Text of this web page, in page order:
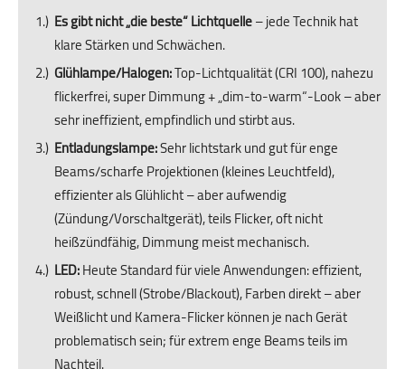
Es gibt nicht „die beste“ Lichtquelle– jede Technik hat
klare Stärken und Schwächen.
Glühlampe/Halogen:Top-Lichtqualität (CRI 100), nahezu
flickerfrei, super Dimmung + „dim-to-warm“-Look – aber
sehr ineffizient, empfindlich und stirbt aus.
Entladungslampe:Sehr lichtstark und gut für enge
Beams/scharfe Projektionen (kleines Leuchtfeld),
effizienter als Glühlicht – aber aufwendig
(Zündung/Vorschaltgerät), teils Flicker, oft nicht
heißzündfähig, Dimmung meist mechanisch.
LED:Heute Standard für viele Anwendungen: effizient,
robust, schnell (Strobe/Blackout), Farben direkt – aber
Weißlicht und Kamera-Flicker können je nach Gerät
problematisch sein; für extrem enge Beams teils im